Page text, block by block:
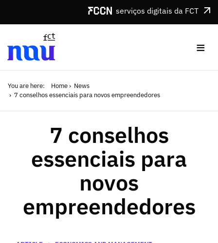
serviços digitais da FCT
≡
You are here: Home
News
7 conselhos essenciais para novos empreendedores
7 conselhos
essenciais para
novos
empreendedores